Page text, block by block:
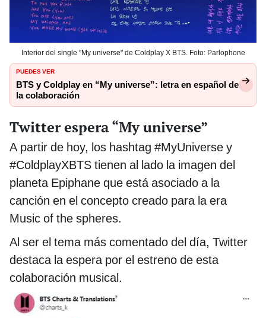
Interior del single "My universe" de Coldplay X BTS. Foto: Parlophone
PUEDES VER
BTS y Coldplay en “My universe”: letra en español de
la colaboración
Twitter espera “My universe”
A partir de hoy, los hashtag #MyUniverse y
#ColdplayXBTS tienen al lado la imagen del
planeta Epiphane que está asociado a la
canción en el concepto creado para la era
Music of the spheres.
Al ser el tema más comentado del día, Twitter
destaca la espera por el estreno de esta
colaboración musical.